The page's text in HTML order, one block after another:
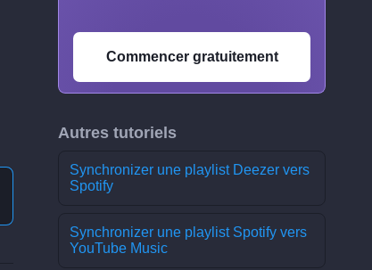
Commencer gratuitement
Autres tutoriels
Synchronizer une playlist Deezer vers
Spotify
Synchronizer une playlist Spotify vers
YouTube Music